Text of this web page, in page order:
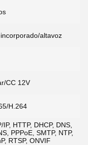
altavoz
CC 12V
H.264
IP, HTTP, DHCP, DNS,
PPPoE, SMTP, NTP,
RTSP, ONVIF